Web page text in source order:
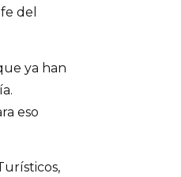
del
ya han
eso